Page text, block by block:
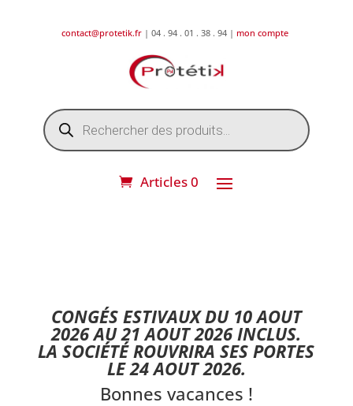
contact@protetik.fr | 04 . 94 . 01 . 38 . 94 | mon compte
Recherche
de
produits
Articles 0
CONGÉS ESTIVAUX DU 10 AOUT
2026 AU 21 AOUT 2026 INCLUS.
LA SOCIÉTÉ ROUVRIRA SES PORTES
LE 24 AOUT 2026.
Bonnes vacances !